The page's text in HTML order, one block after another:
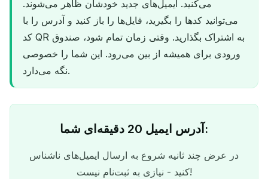
می‌کنید. ایمیل‌های جدید خودشان ظاهر می‌شوند.
می‌توانید کدها را بگیرید، فایل‌ها را باز کنید و آدرس را با
کد QR به اشتراک بگذارید. وقتی زمان تمام شود، صندوق
ورودی برای همیشه از بین می‌رود. این شما را خصوصی
نگه می‌دارد.
آدرس ایمیل 20 دقیقه‌ای شما:
در عرض چند ثانیه شروع به ارسال ایمیل‌های ناشناس
کنید - نیازی به ثبت‌نام نیست!